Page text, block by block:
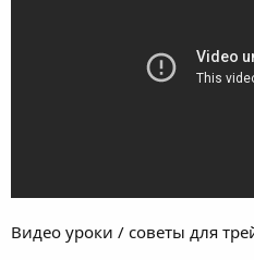
Видео уроки / советы для